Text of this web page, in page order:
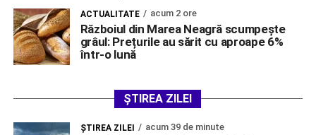
ACTUALITATE acum 2 ore
Războiul din Marea Neagră scumpește
grâul: Prețurile au sărit cu aproape 6%
într-o lună
ȘTIREA ZILEI
ŞTIREA ZILEI acum 39 de minute